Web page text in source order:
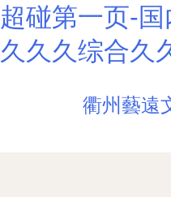
超碰第一页-
久久久综合久
衢州藝遠